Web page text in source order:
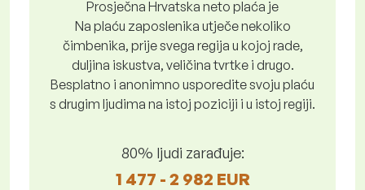
Prosječna Hrvatska neto plaća je
Na plaću zaposlenika utječe nekoliko
čimbenika, prije svega regija u kojoj rade,
duljina iskustva, veličina tvrtke i drugo.
Besplatno i anonimno usporedite svoju plaću
s drugim ljudima na istoj poziciji i u istoj regiji.
80% ljudi zarađuje:
1 477 - 2 982 EUR